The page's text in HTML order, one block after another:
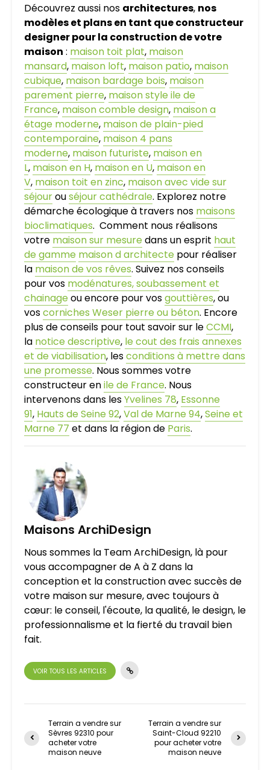
Découvrez aussi nos architectures, nos
modèles et plans en tant que constructeur
designer pour la construction de votre
maison : maison toit plat, maison
mansard, maison loft, maison patio, maison
cubique, maison bardage bois, maison
parement pierre, maison style ile de
France, maison comble design, maison a
étage moderne, maison de plain-pied
contemporaine, maison 4 pans
moderne, maison futuriste, maison en
L, maison en H, maison en U, maison en
V, maison toit en zinc, maison avec vide sur
séjourouséjour cathédrale. Explorez notre
démarche écologique à travers nos maisons
bioclimatiques. Comment nous réalisons
votre maison sur mesuredans un esprit haut
de gamme maison d architecte pour réaliser
la maison de vos rêves. Suivez nos conseils
pour vos modénatures, soubassement et
chainageou encore pour vosgouttières, ou
voscorniches Weser pierre ou béton. Encore
plus de conseils pour tout savoir sur leCCMI,
la notice descriptive, le cout des frais annexes
et de viabilisation, lesconditions à mettre dans
une promesse. Nous sommes votre
constructeur enile de France. Nous
intervenons dans lesYvelines 78, Essonne
91, Hauts de Seine 92,Val de Marne 94,Seine et
Marne 77 et dans la région de Paris.
Maisons ArchiDesign
Nous sommes la Team ArchiDesign, là pour
vous accompagner de A à Z dans la
conception et la construction avec succès de
votre maison sur mesure, avec toujours à
cœur: le conseil, l'écoute, la qualité, le design, le
professionnalisme et la fierté du travail bien
fait.
VOIR TOUS LES ARTICLES
Terrain a vendre sur
Sèvres 92310 pour
acheter votre
maison neuve
Terrain a vendre sur
Saint-Cloud 92210
pour acheter votre
maison neuve